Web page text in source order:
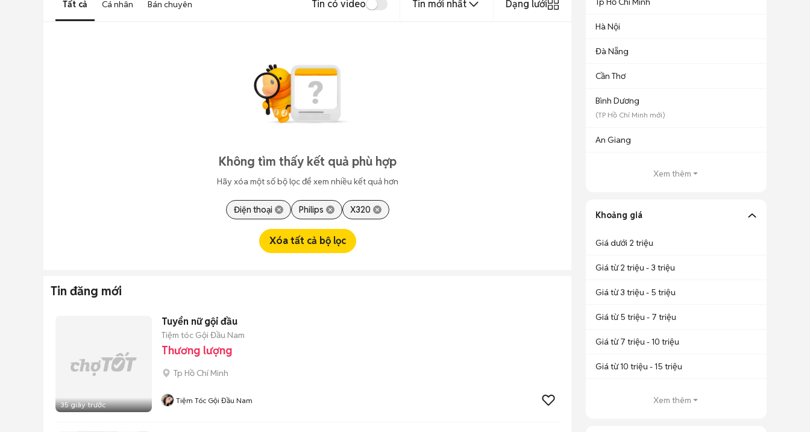
Tất cả Cá nhân Bán chuyên Tin có video Tin mới nhất Dạng lưới
Không tìm thấy kết quả phù hợp
Hãy xóa một số bộ lọc để xem nhiều kết quả hơn
Điện thoại Philips X320
Xóa tất cả bộ lọc
Tin đăng mới
35 giây trước
Tuyển nữ gội đầu
Tiệm tóc Gội Đầu Nam
Thương lượng
Tp Hồ Chí Minh
Tiệm Tóc Gội Đầu Nam
Hà Nội
Đà Nẵng
Cần Thơ
Bình Dương
(TP Hồ Chí Minh mới)
An Giang
Xem thêm
Khoảng giá
Giá dưới 2 triệu
Giá từ 2 triệu - 3 triệu
Giá từ 3 triệu - 5 triệu
Giá từ 5 triệu - 7 triệu
Giá từ 7 triệu - 10 triệu
Giá từ 10 triệu - 15 triệu
Xem thêm